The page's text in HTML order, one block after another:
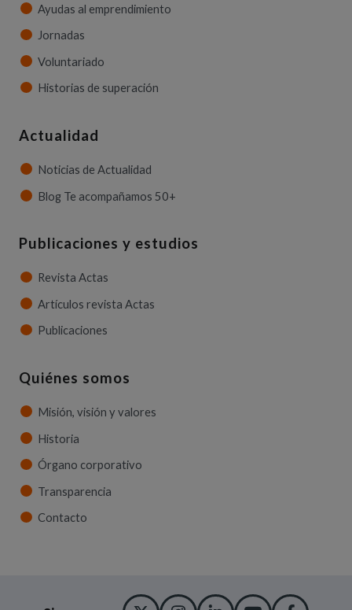
Ayudas al emprendimiento
Jornadas
Voluntariado
Historias de superación
Actualidad
Noticias de Actualidad
Blog Te acompañamos 50+
Publicaciones y estudios
Revista Actas
Artículos revista Actas
Publicaciones
Quiénes somos
Misión, visión y valores
Historia
Órgano corporativo
Transparencia
Contacto